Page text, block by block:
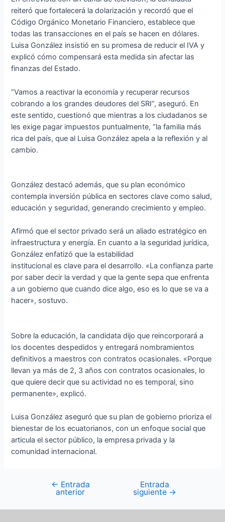
reiteró que fortalecerá la dolarización y recordó que el
Código Orgánico Monetario Financiero, establece que
todas las transacciones en el país se hacen en dólares.
Luisa González insistió en su promesa de reducir el IVA y
explicó cómo compensará esta medida sin afectar las
finanzas del Estado.
“Vamos a reactivar la economía y recuperar recursos
cobrando a los grandes deudores del SRI”, aseguró. En
este sentido, cuestionó que mientras a los ciudadanos se
les exige pagar impuestos puntualmente, “la familia más
rica del país, que al Luisa González apela a la reflexión y al
cambio.
González destacó además, que su plan económico
contempla inversión pública en sectores clave como salud,
educación y seguridad, generando crecimiento y empleo.
Afirmó que el sector privado será un aliado estratégico en
infraestructura y energía. En cuanto a la seguridad jurídica,
González enfatizó que la estabilidad
institucional es clave para el desarrollo. «La confianza parte
por saber decir la verdad y que la gente sepa que enfrenta
a un gobierno que cuando dice algo, eso es lo que se va a
hacer», sostuvo.
Sobre la educación, la candidata dijo que reincorporará a
los docentes despedidos y entregará nombramientos
definitivos a maestros con contratos ocasionales. «Porque
llevan ya más de 2, 3 años con contratos ocasionales, lo
que quiere decir que su actividad no es temporal, sino
permanente», explicó.
Luisa González aseguró que su plan de gobierno prioriza el
bienestar de los ecuatorianos, con un enfoque social que
articula el sector público, la empresa privada y la
comunidad internacional.
← Entrada
anterior
Entrada
siguiente →